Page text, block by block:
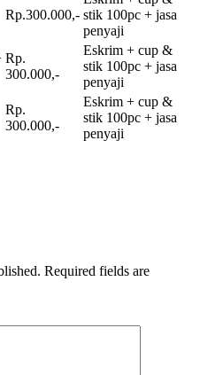
Rp.300.000,- stik 100pc + jasa
penyaji
Rp.
300.000,-
Eskrim + cup &
stik 100pc + jasa
penyaji
Rp.
300.000,-
Eskrim + cup &
stik 100pc + jasa
penyaji
Required fields are